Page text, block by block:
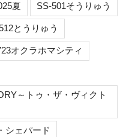
夏 SS-501そうりゅう
とうりゅう
オクラホマシティ
～トゥ・ザ・ヴィクト
シェパード